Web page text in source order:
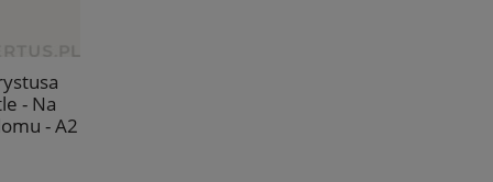
- Na
- A2